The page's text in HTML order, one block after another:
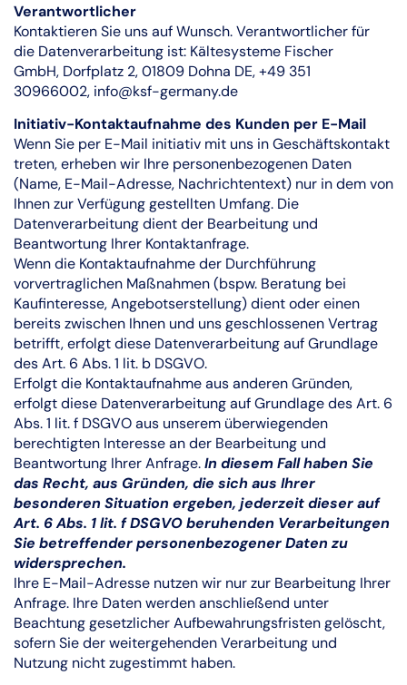
Verantwortlicher
Kontaktieren Sie uns auf Wunsch. Verantwortlicher für
die Datenverarbeitung ist: Kältesysteme Fischer
GmbH, Dorfplatz 2, 01809 Dohna DE, +49 351
30966002, info@ksf-germany.de
Initiativ-Kontaktaufnahme des Kunden per E-Mail
Wenn Sie per E-Mail initiativ mit uns in Geschäftskontakt
treten, erheben wir Ihre personenbezogenen Daten
(Name, E-Mail-Adresse, Nachrichtentext) nur in dem von
Ihnen zur Verfügung gestellten Umfang. Die
Datenverarbeitung dient der Bearbeitung und
Beantwortung Ihrer Kontaktanfrage.
Wenn die Kontaktaufnahme der Durchführung
vorvertraglichen Maßnahmen (bspw. Beratung bei
Kaufinteresse, Angebotserstellung) dient oder einen
bereits zwischen Ihnen und uns geschlossenen Vertrag
betrifft, erfolgt diese Datenverarbeitung auf Grundlage
des Art. 6 Abs. 1 lit. b DSGVO.
Erfolgt die Kontaktaufnahme aus anderen Gründen,
erfolgt diese Datenverarbeitung auf Grundlage des Art. 6
Abs. 1 lit. f DSGVO aus unserem überwiegenden
berechtigten Interesse an der Bearbeitung und
Beantwortung Ihrer Anfrage.In diesem Fall haben Sie
das Recht, aus Gründen, die sich aus Ihrer
besonderen Situation ergeben, jederzeit dieser auf
Art. 6 Abs. 1 lit. f DSGVO beruhenden Verarbeitungen
Sie betreffender personenbezogener Daten zu
widersprechen.
Ihre E-Mail-Adresse nutzen wir nur zur Bearbeitung Ihrer
Anfrage. Ihre Daten werden anschließend unter
Beachtung gesetzlicher Aufbewahrungsfristen gelöscht,
sofern Sie der weitergehenden Verarbeitung und
Nutzung nicht zugestimmt haben.